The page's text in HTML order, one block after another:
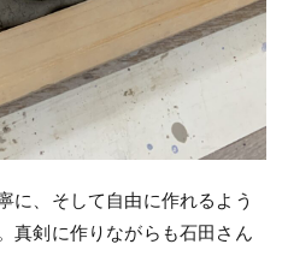
に、そして自由に作れるよう
真剣に作りながらも石田さん